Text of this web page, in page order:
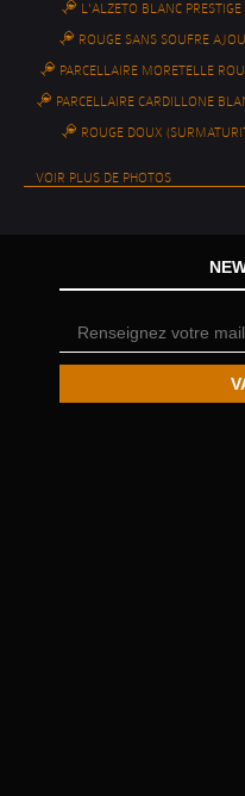
L'ALZETO BLANC PRESTIGE
ROUGE SANS SOUFRE
PARCELLAIRE MORETELLE
PARCELLAIRE CARDILLONE
ROUGE DOUX
VOIR PLUS DE PHOTOS